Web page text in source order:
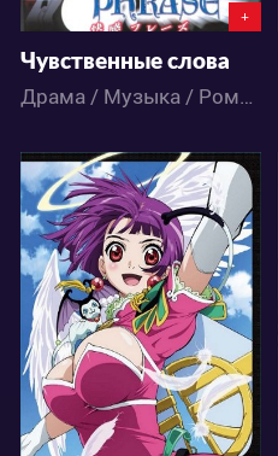
+
Чувственные слова
Драма / Музыка / Романтика / Сёдзё / Аниме
4590
0